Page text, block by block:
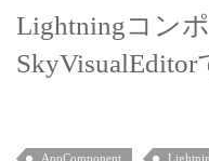
Lightningコン
AppComponent